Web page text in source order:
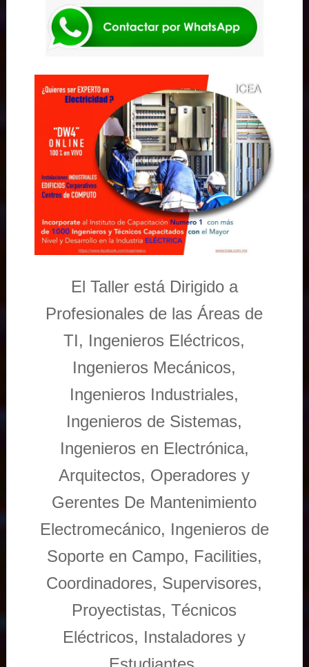
El Taller está Dirigido a
Profesionales de las Áreas de
TI, Ingenieros Eléctricos,
Ingenieros Mecánicos,
Ingenieros Industriales,
Ingenieros de Sistemas,
Ingenieros en Electrónica,
Arquitectos, Operadores y
Gerentes De Mantenimiento
Electromecánico, Ingenieros de
Soporte en Campo, Facilities,
Coordinadores, Supervisores,
Proyectistas, Técnicos
Eléctricos, Instaladores y